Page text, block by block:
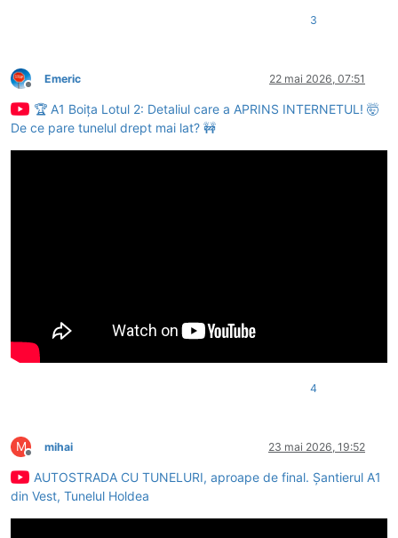
3
Deconectat
Emeric 22 mai 2026, 07:51
🏆 A1 Boița Lotul 2: Detaliul care a APRINS INTERNETUL! 🤯
De ce pare tunelul drept mai lat? 🚧
4
M
Deconectat
mihai 23 mai 2026, 19:52
AUTOSTRADA CU TUNELURI, aproape de final. Șantierul A1
din Vest, Tunelul Holdea